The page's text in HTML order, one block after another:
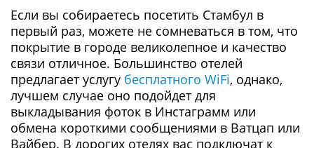
Если вы собираетесь посетить Стамбул в
первый раз, можете не сомневаться в том, что
покрытие в городе великолепное и качество
связи отличное. Большинство отелей
предлагает услугу бесплатного WiFi, однако,
лучшем случае оно подойдет для
выкладывания фоток в Инстаграмм или
обмена короткими сообщениями в Ватцап или
Вайбер. В дорогих отелях вас подключат к